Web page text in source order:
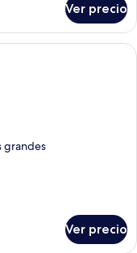
Ver precio
ordenado con cama,
grandes
Ver precio